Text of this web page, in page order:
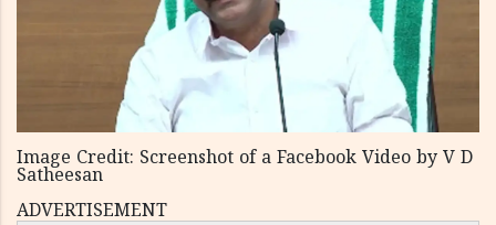
Image Credit: Screenshot of a Facebook Video by V D
Satheesan
ADVERTISEMENT